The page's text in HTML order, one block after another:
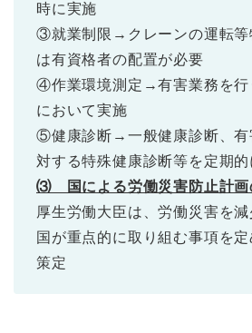
時に実施
③就業制限→クレーンの運転等
は有資格者の配置が必要
④作業環境測定→有害業務を行
において実施
⑤健康診断→一般健康診断、有
対する特殊健康診断等を定期
⑶ 国による労働災害防止計画
厚生労働大臣は、労働災害を
国が重点的に取り組む事項を
策定